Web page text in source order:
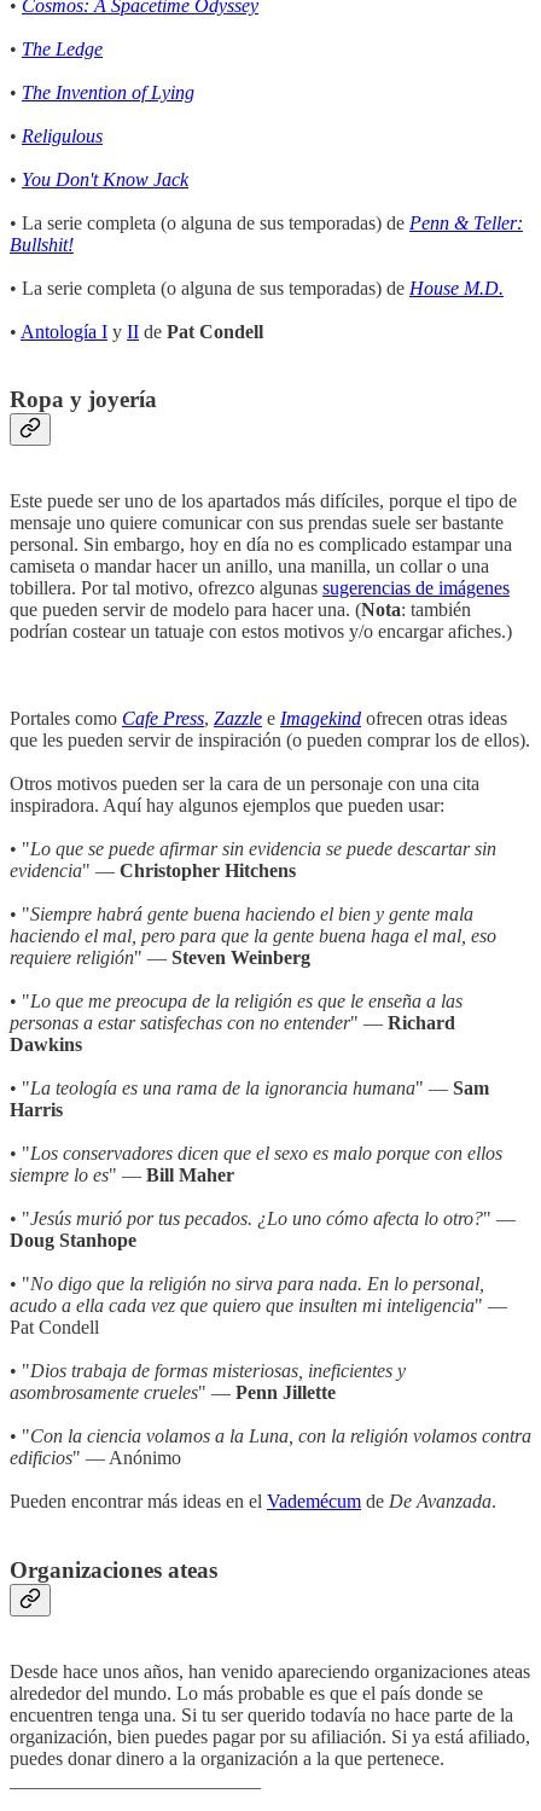
• Cosmos: A Spacetime Odyssey
• The Ledge
• The Invention of Lying
• Religulous
• You Don't Know Jack
• La serie completa (o alguna de sus temporadas) de Penn & Teller:
Bullshit!
• La serie completa (o alguna de sus temporadas) de House M.D.
• Antología I y II de Pat Condell
Ropa y joyería
Este puede ser uno de los apartados más difíciles, porque el tipo de
mensaje uno quiere comunicar con sus prendas suele ser bastante
personal. Sin embargo, hoy en día no es complicado estampar una
camiseta o mandar hacer un anillo, una manilla, un collar o una
tobillera. Por tal motivo, ofrezco algunas sugerencias de imágenes
que pueden servir de modelo para hacer una. (Nota: también
podrían costear un tatuaje con estos motivos y/o encargar afiches.)
Portales como Cafe Press, Zazzle e Imagekind ofrecen otras ideas
que les pueden servir de inspiración (o pueden comprar los de ellos).
Otros motivos pueden ser la cara de un personaje con una cita
inspiradora. Aquí hay algunos ejemplos que pueden usar:
• "Lo que se puede afirmar sin evidencia se puede descartar sin
evidencia" — Christopher Hitchens
• "Siempre habrá gente buena haciendo el bien y gente mala
haciendo el mal, pero para que la gente buena haga el mal, eso
requiere religión" — Steven Weinberg
• "Lo que me preocupa de la religión es que le enseña a las
personas a estar satisfechas con no entender" — Richard
Dawkins
• "La teología es una rama de la ignorancia humana" — Sam
Harris
• "Los conservadores dicen que el sexo es malo porque con ellos
siempre lo es" — Bill Maher
• "Jesús murió por tus pecados. ¿Lo uno cómo afecta lo otro?" —
Doug Stanhope
• "No digo que la religión no sirva para nada. En lo personal,
acudo a ella cada vez que quiero que insulten mi inteligencia" —
Pat Condell
• "Dios trabaja de formas misteriosas, ineficientes y
asombrosamente crueles" — Penn Jillette
• "Con la ciencia volamos a la Luna, con la religión volamos contra
edificios" — Anónimo
Pueden encontrar más ideas en el Vademécum de De Avanzada.
Organizaciones ateas
Desde hace unos años, han venido apareciendo organizaciones ateas
alrededor del mundo. Lo más probable es que el país donde se
encuentren tenga una. Si tu ser querido todavía no hace parte de la
organización, bien puedes pagar por su afiliación. Si ya está afiliado,
puedes donar dinero a la organización a la que pertenece.